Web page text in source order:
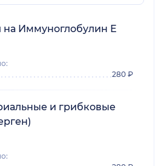
на Иммуноглобулин Е
280 ₽
и грибковые